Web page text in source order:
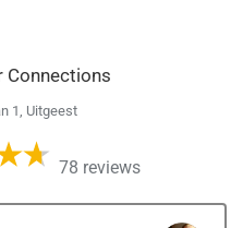
Connections
1, Uitgeest
78 reviews